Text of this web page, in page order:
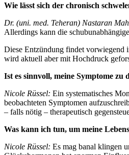
Wie lässt sich der chronisch
Dr. (uni. med. Teheran) Nastaran
Allerdings kann die
Diese Entzündung findet vorwiegend
wird aktuell aber mit Hochdruck
Ist es sinnvoll, meine Symptome zu
Nicole Rüssel: Ein systematisches
beobachteten Symptomen
– falls nötig – therapeutisch
Was kann ich tun, um meine
Nicole Rüssel: Es mag banal klingen